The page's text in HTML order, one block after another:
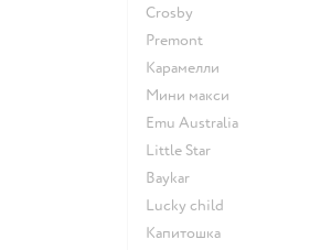
Crosby
Premont
Карамелли
Мини макси
Emu Australia
Little Star
Baykar
Lucky child
Капитошка